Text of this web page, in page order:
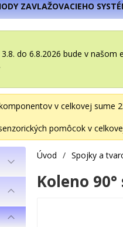
ZAVLAŽOVACIEHO
do 6.8.2026 bude v
v celkovej sume
pomôcok v
Úvod / Spojky a
Koleno